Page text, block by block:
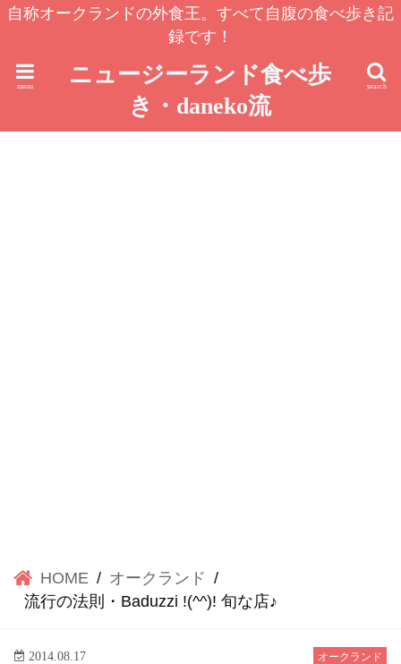
自称オークランドの外食王。すべて自腹の食べ歩き記
録です！
ニュージーランド食べ歩
き・daneko流
search
menu
HOME
オークランド
流行の法則・Baduzzi !(^^)! 旬な店♪
オークランド
2014.08.17